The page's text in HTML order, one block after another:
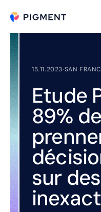
15.11.2023·SAN
Etude
89%
sur